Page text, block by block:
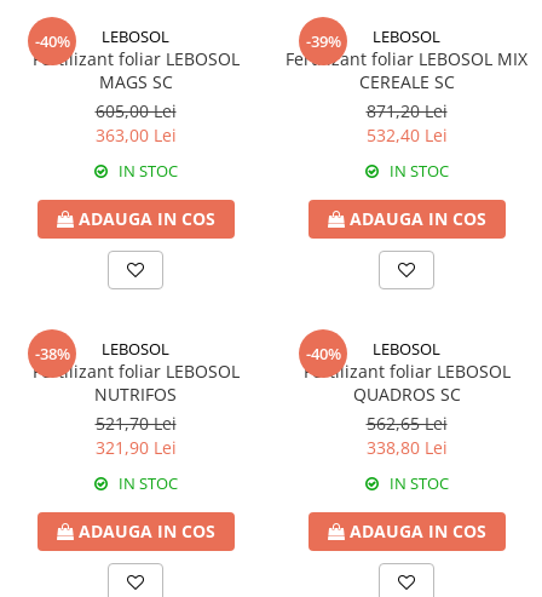
Fungicide
Insecticide
Fertilizanți foliari
Dezinfectant sol
Insecticide
Fertilizanți foliari
Fertilizanți foliari
Erbicide
Fungicide
Biostimulatori
Fertilizanți foliari
Acaricide
Fertilizanți foliari
Insecticide
Biostimulatori
Fertilizanți foliari
CASTRAVEȚI
Fungicide
Insecticide
Acaricide
Fertilizanți foliari
-40% LEBOSOL
Fertilizant foliar LEBOSOL
MAGS SC
605,00 Lei
363,00 Lei
IN STOC
ADAUGA IN COS
-39% LEBOSOL
Fertilizant foliar LEBOSOL MIX
CEREALE SC
871,20 Lei
532,40 Lei
IN STOC
ADAUGA IN COS
-38% LEBOSOL
Fertilizant foliar LEBOSOL
NUTRIFOS
521,70 Lei
321,90 Lei
IN STOC
ADAUGA IN COS
-40% LEBOSOL
Fertilizant foliar LEBOSOL
QUADROS SC
562,65 Lei
338,80 Lei
IN STOC
ADAUGA IN COS